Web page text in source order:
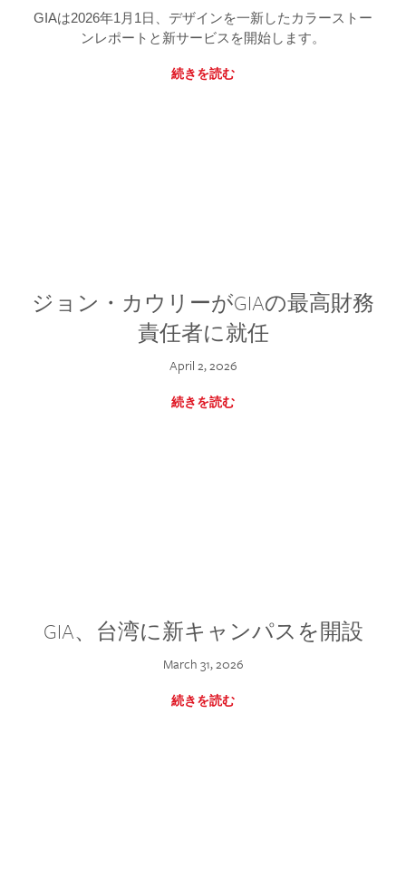
GIAは2026年1月1日、デザインを一新したカラーストー
ンレポートと新サービスを開始します。
続きを読む
ジョン・カウリーがGIAの最高財務
責任者に就任
April 2, 2026
続きを読む
GIA、台湾に新キャンパスを開設
March 31, 2026
続きを読む